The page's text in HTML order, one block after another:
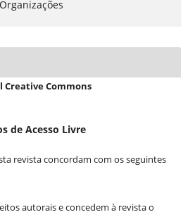
Commons
de Acesso Livre
revista concordam com os seguintes
autorais e concedem à revista o